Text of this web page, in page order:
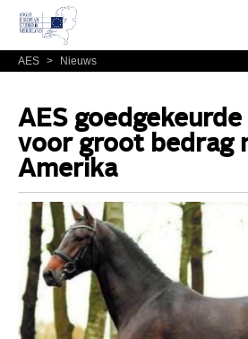
AES > Nieuws
AES goedgekeurde
voor groot bedrag
Amerika